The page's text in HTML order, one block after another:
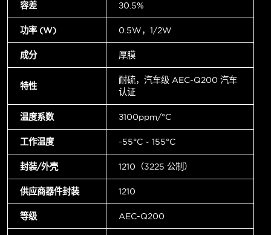
容差 ±0.5%
功率 (W) 0.5W，1/2W
成分 厚膜
特性
耐硫，汽车级 AEC-Q200 汽车
认证
温度系数 ±100ppm/°C
工作温度 -55°C ~ 155°C
封装/外壳 1210（3225 公制）
供应商器件封装 1210
等级 AEC-Q200